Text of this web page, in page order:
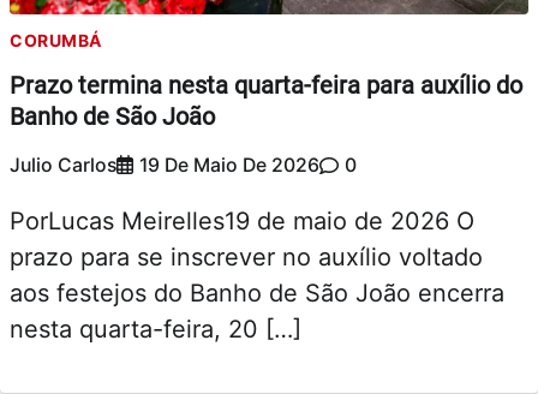
CORUMBÁ
Prazo termina nesta quarta-feira para auxílio do
Banho de São João
Julio Carlos 19 De Maio De 2026 0
PorLucas Meirelles19 de maio de 2026 O
prazo para se inscrever no auxílio voltado
aos festejos do Banho de São João encerra
nesta quarta-feira, 20 […]